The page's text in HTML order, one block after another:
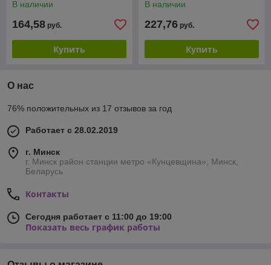
В наличии
164,58 руб.
Купить
В наличии
227,76 руб.
Купить
О нас
76% положительных из 17 отзывов за год
Работает с 28.02.2019
г. Минск
г. Минск район станции метро «Кунцевщина», Минск,
Беларусь
Контакты
Сегодня работает с 11:00 до 19:00
Показать весь график работы